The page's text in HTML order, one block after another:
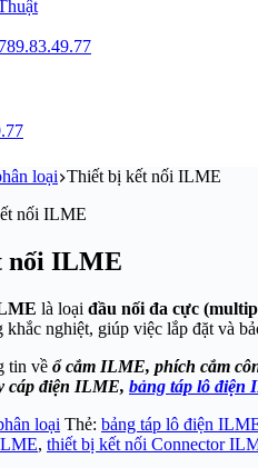
loại Thiết bị kết nối ILME
nối ILME
là loại đầu nối đa cực
nghiệt, giúp việc lắp đặt và
tin về ổ cắm ILME, phích cắm
cáp điện ILME, bảng táp lô điện
loại Thẻ: bảng táp lô điện
, thiết bị kết nối Connector